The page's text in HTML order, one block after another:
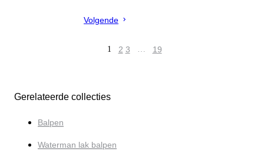
Volgende
1 2 3 … 19
Gerelateerde collecties
Balpen
Waterman lak balpen